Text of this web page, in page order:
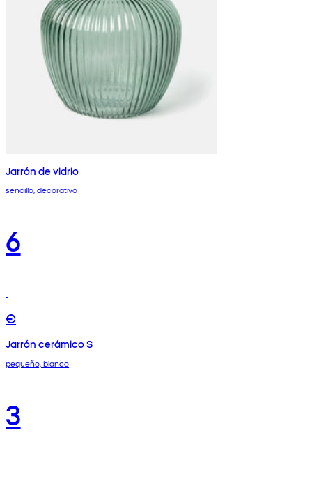
Jarrón de vidrio
sencillo, decorativo
6
€
Jarrón cerámico S
pequeño, blanco
3